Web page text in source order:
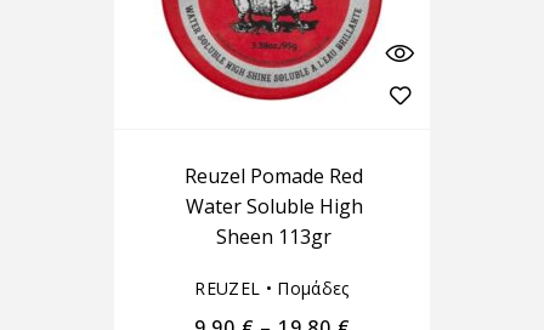
Reuzel Pomade Red
Water Soluble High
Sheen 113gr
REUZEL • Πομάδες